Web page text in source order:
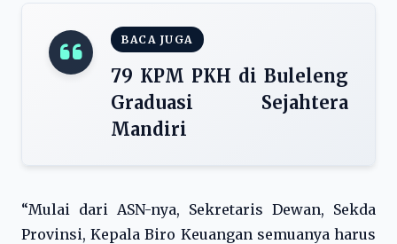
BACA JUGA
79 KPM PKH di Buleleng
Graduasi Sejahtera
Mandiri
“Mulai dari ASN-nya, Sekretaris Dewan, Sekda
Provinsi, Kepala Biro Keuangan semuanya harus